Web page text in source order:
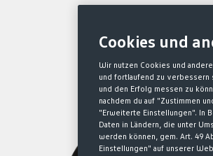
Cookies und
Wir nutzen Cookies und
und fortlaufend zu verbessern
und den Erfolg messen zu
nachdem du auf "Zustimmen
"Erweiterte Einstellungen". In
Daten in Ländern, die unter
werden können, gem. Art. 49
Einstellungen" auf unserer